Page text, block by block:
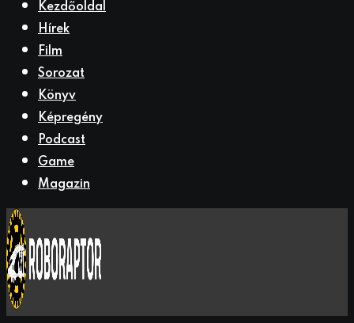
Kezdőoldal
Hírek
Film
Sorozat
Könyv
Képregény
Podcast
Game
Magazin